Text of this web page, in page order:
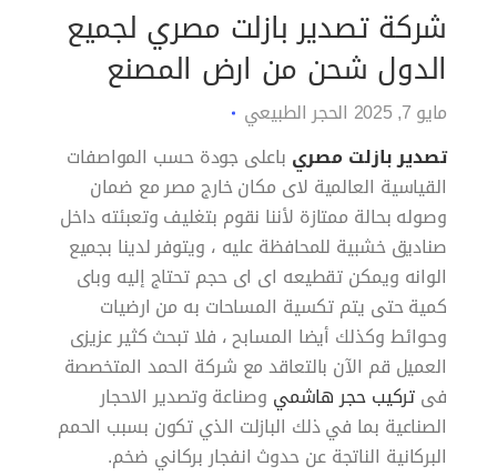
شركة تصدير بازلت مصري لجميع
الدول شحن من ارض المصنع
مايو 7, 2025
الحجر الطبيعي
تصدير بازلت مصري باعلى جودة حسب المواصفات
القياسية العالمية لاى مكان خارج مصر مع ضمان
وصوله بحالة ممتازة لأننا نقوم بتغليف وتعبئته داخل
صناديق خشبية للمحافظة عليه ، ويتوفر لدينا بجميع
الوانه ويمكن تقطيعه اى اى حجم تحتاج إليه وباى
كمية حتى يتم تكسية المساحات به من ارضيات
وحوائط وكذلك أيضا المسابح ، فلا تبحث كثير عزيزى
العميل قم الآن بالتعاقد مع شركة الحمد المتخصصة
فىتركيب حجر هاشمي وصناعة وتصدير الاحجار
الصناعية بما في ذلك البازلت الذي تكون بسبب الحمم
البركانية الناتجة عن حدوث انفجار بركاني ضخم.